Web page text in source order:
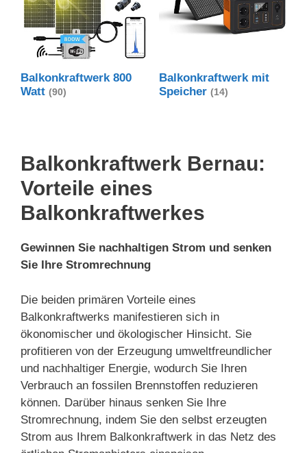
Balkonkraftwerk 800
Watt (90)
Balkonkraftwerk mit
Speicher (14)
Balkonkraftwerk Bernau:
Vorteile eines
Balkonkraftwerkes
Gewinnen Sie nachhaltigen Strom und senken
Sie Ihre Stromrechnung
Die beiden primären Vorteile eines
Balkonkraftwerks manifestieren sich in
ökonomischer und ökologischer Hinsicht. Sie
profitieren von der Erzeugung umweltfreundlicher
und nachhaltiger Energie, wodurch Sie Ihren
Verbrauch an fossilen Brennstoffen reduzieren
können. Darüber hinaus senken Sie Ihre
Stromrechnung, indem Sie den selbst erzeugten
Strom aus Ihrem Balkonkraftwerk in das Netz des